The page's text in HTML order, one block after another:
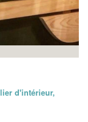
d'intérieur,